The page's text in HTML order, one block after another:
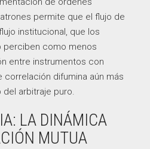
permite que el flujo de
institucional, que los
como menos
entre instrumentos con
difumina aún más
arbitraje puro.
LA DINÁMICA
MUTUA